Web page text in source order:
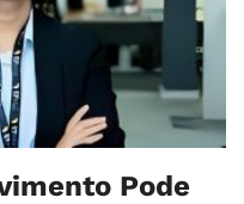
Pode